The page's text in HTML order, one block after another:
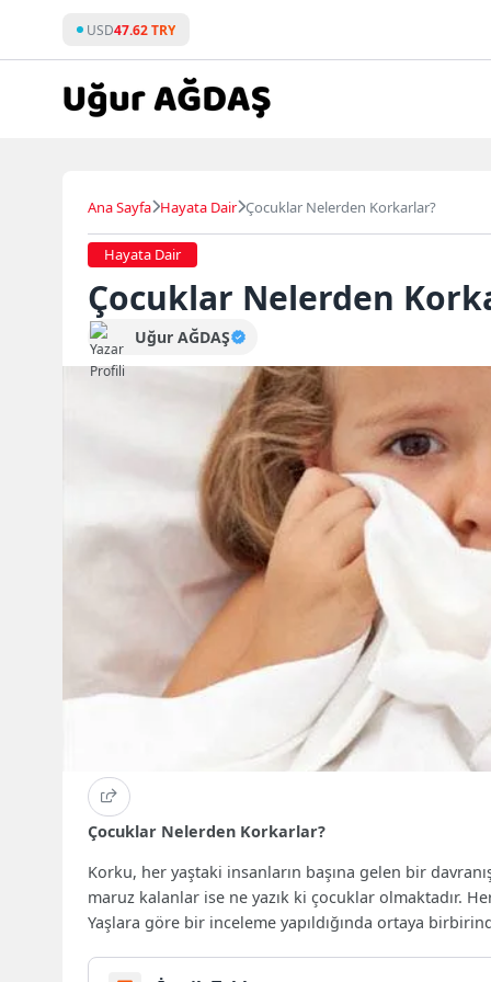
content
USD47.62 TRY
Ana Sayfa Hayata Dair Çocuklar Nelerden Korkarlar?
Hayata Dair
Çocuklar Nelerden
Uğur AĞDAŞ
Çocuklar Nelerden Korkarlar?
Korku, her yaştaki insanların başına gelen bir
maruz kalanlar ise ne yazık ki çocuklar olmaktadır.
Yaşlara göre bir inceleme yapıldığında ortaya